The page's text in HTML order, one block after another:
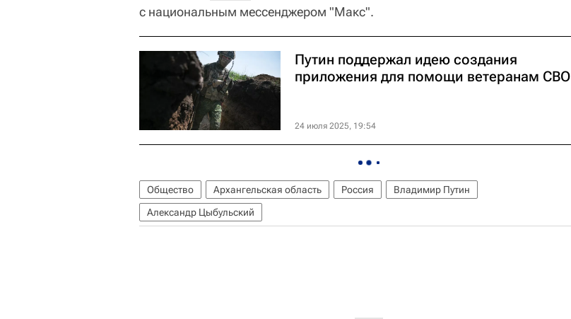
с национальным мессенджером "Макс".
Путин поддержал идею создания
приложения для помощи ветеранам СВО
24 июля 2025, 19:54
Общество Архангельская область Россия
Владимир Путин
Александр Цыбульский